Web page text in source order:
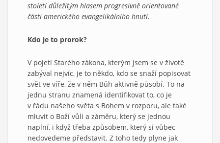
století důležitým hlasem progresivně orientované
části amerického evangelikálního hnutí.
Kdo je to prorok?
V pojetí Starého zákona, kterým jsem se v životě
zabýval nejvíc, je to někdo, kdo se snaží popisovat
svět ve víře, že v něm Bůh aktivně působí. To na
jednu stranu znamená identifikovat to, co je
v řádu našeho světa s Bohem v rozporu, ale také
mluvit o Boží vůli a záměru, který se jednou
naplní, i když třeba způsobem, který si vůbec
nedovedeme představit. Z toho tedy plyne jak